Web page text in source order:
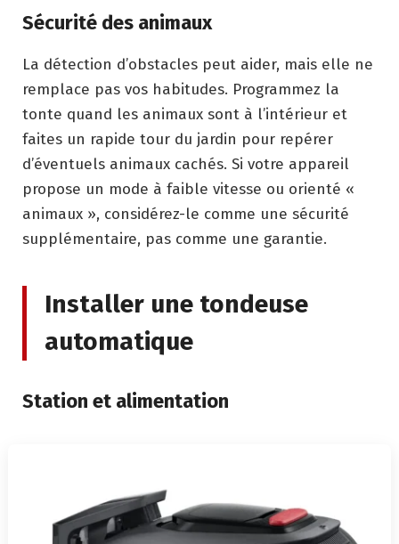
Sécurité des animaux
La détection d’obstacles peut aider, mais elle ne
remplace pas vos habitudes. Programmez la
tonte quand les animaux sont à l’intérieur et
faites un rapide tour du jardin pour repérer
d’éventuels animaux cachés. Si votre appareil
propose un mode à faible vitesse ou orienté «
animaux », considérez-le comme une sécurité
supplémentaire, pas comme une garantie.
Installer une tondeuse
automatique
Station et alimentation